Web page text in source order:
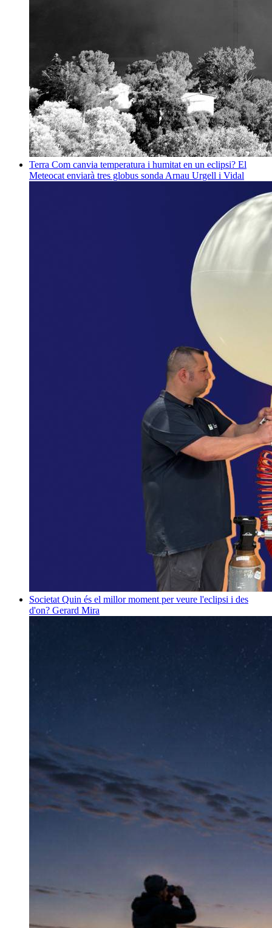
Terra Com canvia temperatura i humitat en un eclipsi? El
Meteocat enviarà tres globus sonda Arnau Urgell i Vidal
Societat Quin és el millor moment per veure l'eclipsi i des
d'on? Gerard Mira